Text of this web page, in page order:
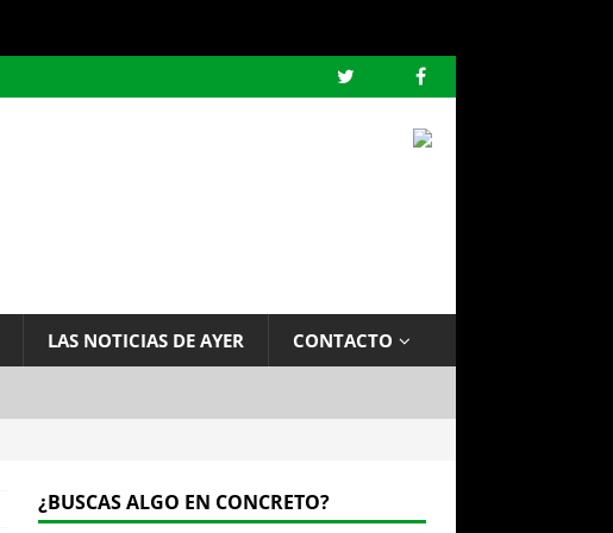
LAS NOTICIAS DE AYER CONTACTO
¿BUSCAS ALGO EN CONCRETO?